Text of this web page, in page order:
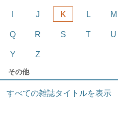
J K L M
Q R S T U
Y Z
その他
すべての雑誌タイトルを表示